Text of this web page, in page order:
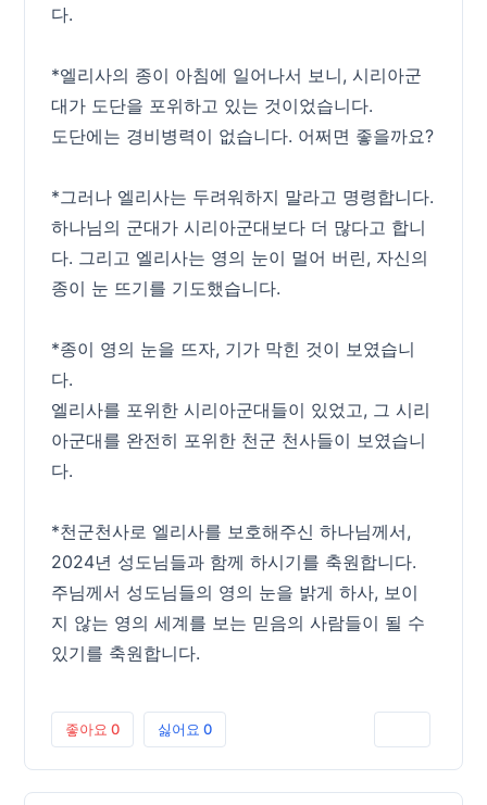
다.
*엘리사의 종이 아침에 일어나서 보니, 시리아군
대가 도단을 포위하고 있는 것이었습니다.
도단에는 경비병력이 없습니다. 어쩌면 좋을까요?
*그러나 엘리사는 두려워하지 말라고 명령합니다.
하나님의 군대가 시리아군대보다 더 많다고 합니
다. 그리고 엘리사는 영의 눈이 멀어 버린, 자신의
종이 눈 뜨기를 기도했습니다.
*종이 영의 눈을 뜨자, 기가 막힌 것이 보였습니
다.
엘리사를 포위한 시리아군대들이 있었고, 그 시리
아군대를 완전히 포위한 천군 천사들이 보였습니
다.
*천군천사로 엘리사를 보호해주신 하나님께서,
2024년 성도님들과 함께 하시기를 축원합니다.
주님께서 성도님들의 영의 눈을 밝게 하사, 보이
지 않는 영의 세계를 보는 믿음의 사람들이 될 수
있기를 축원합니다.
좋아요0 싫어요0